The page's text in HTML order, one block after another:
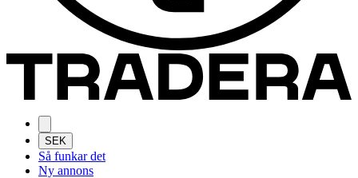
SEK
Så funkar det
Ny annons